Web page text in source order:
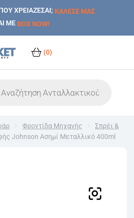
ΧΡΕΙΑΖΕΣΑΙ; ΚΑΛΕΣΕ ΜΑΣ
ΜΕ BOX NOW!
(0)
Φροντίδα Μηχανής
Σπρέι &
Johnson Ασημί Μεταλλικό 400ml